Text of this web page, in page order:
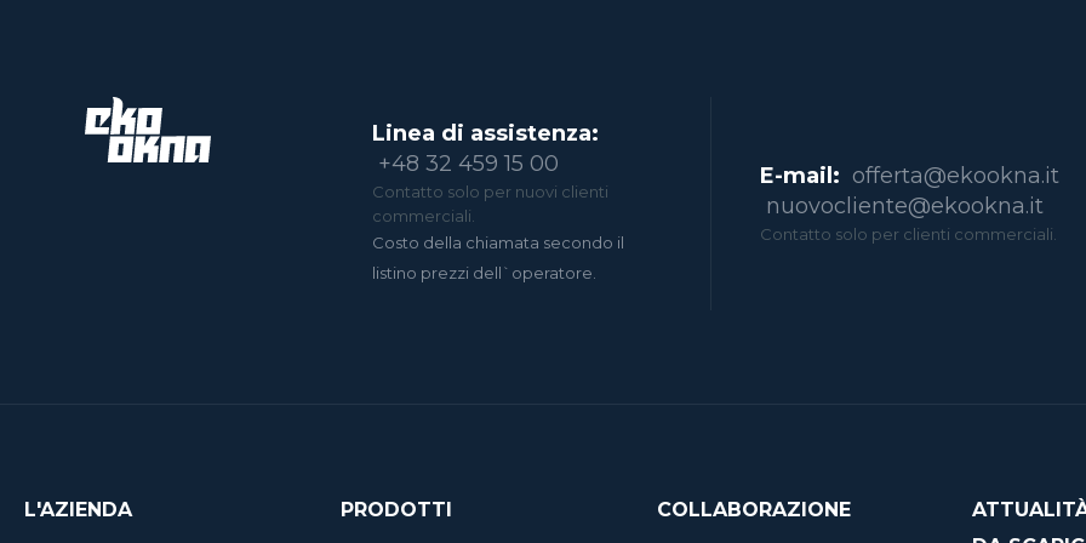
Linea di assistenza:
+48 32 459 15 00
Contatto solo per nuovi clienti
commerciali.
Costo della chiamata secondo il
listino prezzi dell`operatore.
E-mail: offerta@ekookna.it
nuovocliente@ekookna.it
Contatto solo per clienti commerciali.
L'AZIENDA
PRODOTTI
COLLABORAZIONE